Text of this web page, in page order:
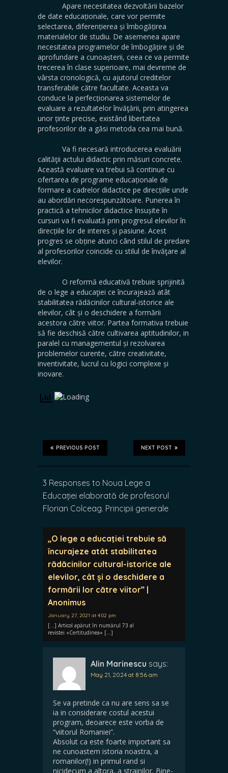
Apare necesitatea dezvoltării bazelor
de date educaționale, care vor permite
selectarea, diferențierea și îmbogățirea
materialelor de studiu. De asemenea apare
necesitatea programelor de îmbogățire și de
aprofundare a cunoașterii, ceea ce va permite
trecerea în clase superioare, mai devreme de
vârsta cronologică, cu ajutorul creditelor
transferabile către facultate. Aceasta va
conduce la perfecționarea sistemelor de
evaluare a rezultatelor învăţării, prin atingerea
unor ținte precise, existând libertatea
profesorilor de a găsi metoda cea mai bună.
Va fi necesară introducerea evaluării
calităţii actului didactic prin măsuri concrete.
Această evaluare va trebui să continue cu
ofertarea de programe educaționale de
formare a cadrelor didactice pe direcțiile unde
au abordări necorespunzătoare. Punerea în
practică a tehnicilor didactice însușite în
cursuri va fi evaluată prin progresul elevilor în
direcțiile lor de interes și pasiune. Acest
progres se obține atunci când stilul de predare
al profesorilor coincide cu stilul de învăţare al
elevilor.
O reformă educativă trebuie sprijinită
de o lege a educaţiei ce încurajează atât
stabilitatea rădăcinilor cultural-istorice ale
elevilor, cât și o deschidere a formării
acestora către viitor. Partea formativa trebuie
să fie deschisă către cultivarea aptitudinilor, in
paralel cu managementul și rezolvarea
problemelor curente, către creativitate,
inventivitate, lucrul cu logici complexe și
inovare.
NEXT POST
PREVIOUS POST
3 Responses to Noua Lege a
Educației elaborată de profesorul
Florian Colceag. Principii generale
„O lege a educaţiei trebuie să
încurajeze atât stabilitatea
rădăcinilor cultural-istorice ale
elevilor, cât și o deschidere a
formării lor către viitor” |
Anonimus
January 27, 2021 at 4:02 pm
[…] Articol apărut în numărul 73 al
revistei «Certitudinea» […]
Alin Marinescu says:
May 21, 2024 at 8:56 am
Se va pretinde ca nu are sens sa se
ia in considerare costul acestui
program, deoarece este vorba de
“viitorul Romaniei”.
Absolut ca este foarte important sa
ne cunoastem istoria noastra, a
romanilor(!) in primul rand si
nicidecum a altora, a strainilor. Bine-